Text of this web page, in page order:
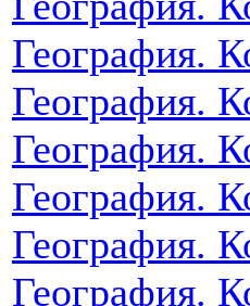
География.
География.
География.
География.
География.
География.